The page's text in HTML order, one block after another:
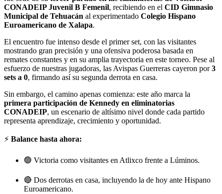
CONADEIP Juvenil B Femenil, recibiendo en el CID Gimnasio
Municipal de Tehuacán al experimentado Colegio Hispano
Euroamericano de Xalapa.
El encuentro fue intenso desde el primer set, con las visitantes
mostrando gran precisión y una ofensiva poderosa basada en
remates constantes y en su amplia trayectoria en este torneo. Pese al
esfuerzo de nuestras jugadoras, las Avispas Guerreras cayeron por3
sets a 0, firmando así su segunda derrota en casa.
Sin embargo, el camino apenas comienza: este año marca la
primera participación de Kennedy en eliminatorias
CONADEIP, un escenario de altísimo nivel donde cada partido
representa aprendizaje, crecimiento y oportunidad.
⚡ Balance hasta ahora:
🟢 Victoria como visitantes en Atlixco frente a Lúminos.
🔴 Dos derrotas en casa, incluyendo la de hoy ante Hispano
Euroamericano.